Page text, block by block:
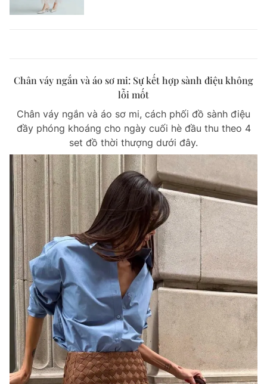
Chân váy ngắn và áo sơ mi: Sự kết hợp sành điệu không
lỗi mốt
Chân váy ngắn và áo sơ mi, cách phối đồ sành điệu
đầy phóng khoáng cho ngày cuối hè đầu thu theo 4
set đồ thời thượng dưới đây.